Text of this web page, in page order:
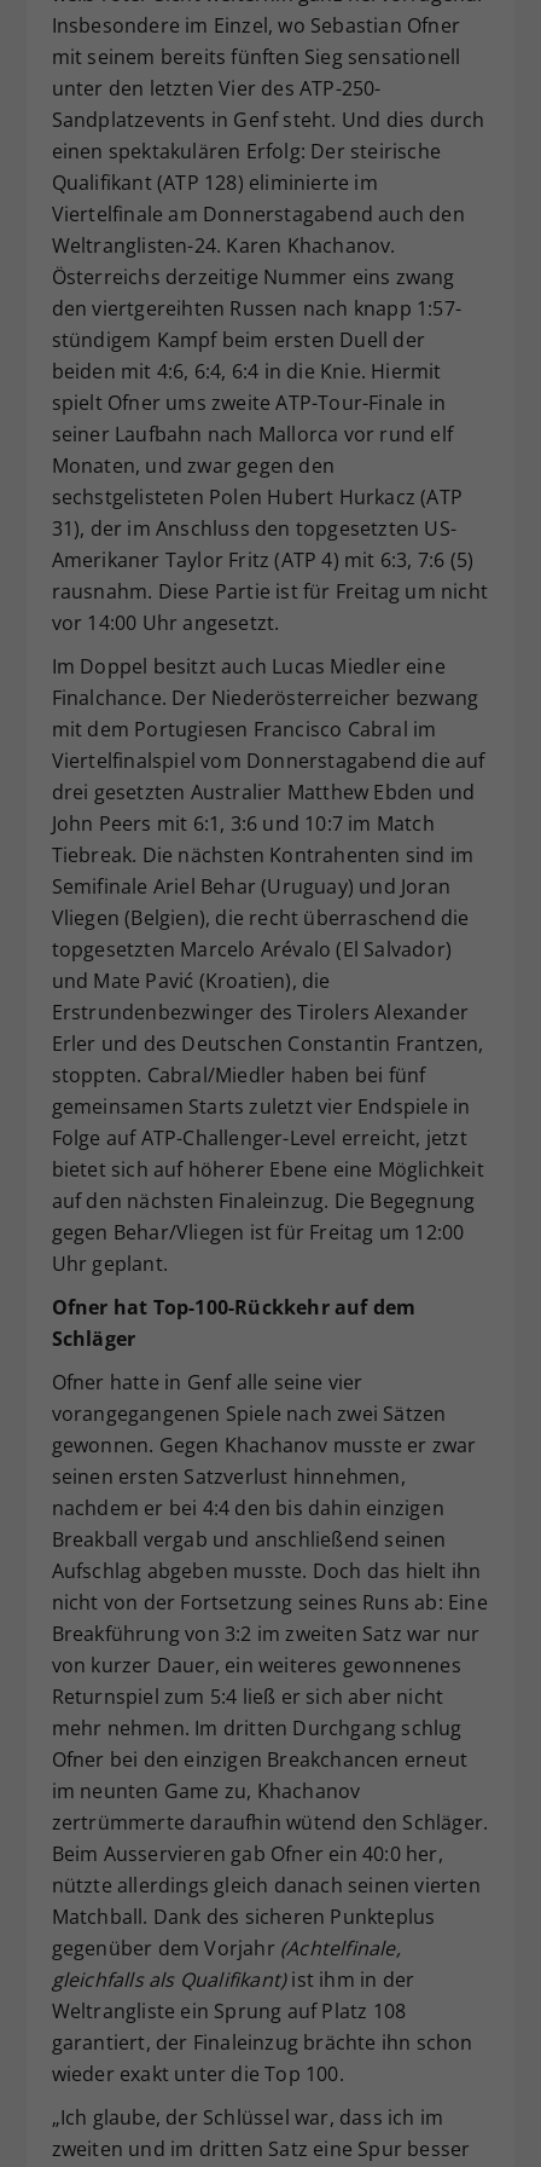
Insbesondere im Einzel, wo Sebastian Ofner
mit seinem bereits fünften Sieg sensationell
unter den letzten Vier des ATP-250-
Sandplatzevents in Genf steht. Und dies durch
einen spektakulären Erfolg: Der steirische
Qualifikant (ATP 128) eliminierte im
Viertelfinale am Donnerstagabend auch den
Weltranglisten-24. Karen Khachanov.
Österreichs derzeitige Nummer eins zwang
den viertgereihten Russen nach knapp 1:57-
stündigem Kampf beim ersten Duell der
beiden mit 4:6, 6:4, 6:4 in die Knie. Hiermit
spielt Ofner ums zweite ATP-Tour-Finale in
seiner Laufbahn nach Mallorca vor rund elf
Monaten, und zwar gegen den
sechstgelisteten Polen Hubert Hurkacz (ATP
31), der im Anschluss den topgesetzten US-
Amerikaner Taylor Fritz (ATP 4) mit 6:3, 7:6 (5)
rausnahm. Diese Partie ist für Freitag um nicht
vor 14:00 Uhr angesetzt.
Im Doppel besitzt auch Lucas Miedler eine
Finalchance. Der Niederösterreicher bezwang
mit dem Portugiesen Francisco Cabral im
Viertelfinalspiel vom Donnerstagabend die auf
drei gesetzten Australier Matthew Ebden und
John Peers mit 6:1, 3:6 und 10:7 im Match
Tiebreak. Die nächsten Kontrahenten sind im
Semifinale Ariel Behar (Uruguay) und Joran
Vliegen (Belgien), die recht überraschend die
topgesetzten Marcelo Arévalo (El Salvador)
und Mate Pavić (Kroatien), die
Erstrundenbezwinger des Tirolers Alexander
Erler und des Deutschen Constantin Frantzen,
stoppten. Cabral/Miedler haben bei fünf
gemeinsamen Starts zuletzt vier Endspiele in
Folge auf ATP-Challenger-Level erreicht, jetzt
bietet sich auf höherer Ebene eine Möglichkeit
auf den nächsten Finaleinzug. Die Begegnung
gegen Behar/Vliegen ist für Freitag um 12:00
Uhr geplant.
Ofner hat Top-100-Rückkehr auf dem
Schläger
Ofner hatte in Genf alle seine vier
vorangegangenen Spiele nach zwei Sätzen
gewonnen. Gegen Khachanov musste er zwar
seinen ersten Satzverlust hinnehmen,
nachdem er bei 4:4 den bis dahin einzigen
Breakball vergab und anschließend seinen
Aufschlag abgeben musste. Doch das hielt ihn
nicht von der Fortsetzung seines Runs ab: Eine
Breakführung von 3:2 im zweiten Satz war nur
von kurzer Dauer, ein weiteres gewonnenes
Returnspiel zum 5:4 ließ er sich aber nicht
mehr nehmen. Im dritten Durchgang schlug
Ofner bei den einzigen Breakchancen erneut
im neunten Game zu, Khachanov
zertrümmerte daraufhin wütend den Schläger.
Beim Ausservieren gab Ofner ein 40:0 her,
nützte allerdings gleich danach seinen vierten
Matchball. Dank des sicheren Punkteplus
gegenüber dem Vorjahr (Achtelfinale,
gleichfalls als Qualifikant)ist ihm in der
Weltrangliste ein Sprung auf Platz 108
garantiert, der Finaleinzug brächte ihn schon
wieder exakt unter die Top 100.
„Ich glaube, der Schlüssel war, dass ich im
zweiten und im dritten Satz eine Spur besser
Zweck
Dieser Wert speichert Ihre Consent-
Einstellungen. Unter anderem eine
zufällig generierte ID, für die
historische Speicherung Ihrer
Webseiten-Betreiber dies eingestellt
hat.